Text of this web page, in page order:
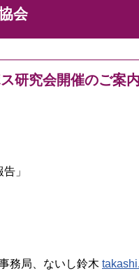
会
研究会開催のご案内
」
務局、ないし鈴木